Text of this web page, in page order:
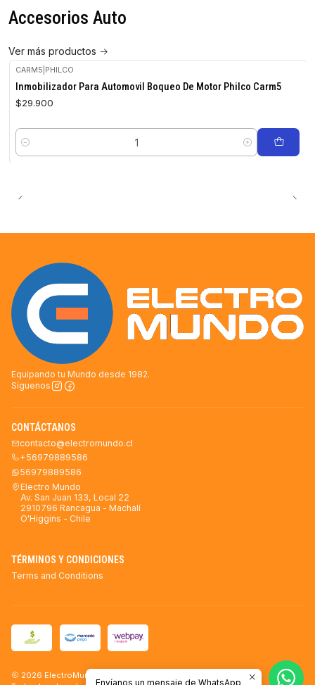
Accesorios Auto
Ver más productos
CARM5 PHILCO
Inmobilizador Para Automovil Boqueo De Motor Philco Carm5
$29.900
Cantidad
Equipando tu Mundo desde 1982.
Síguenos
CONTÁCTANOS
contacto@electromundo.cl
+56979889586
56979889586
Electro Mundo
Av. San Juan 133, Local 22
2910796 Rancagua - Machalí
O'Higgins - Chile
TÉRMINOS Y CONDICIONES
Terms and Conditions
2026 ElectroMundo.
Envíanos un mensaje de WhatsApp